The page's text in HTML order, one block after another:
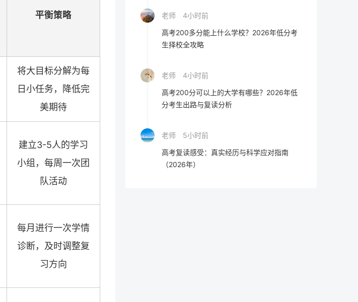
平衡策略
将大目标分解为每
日小任务，降低完
美期待
建立3-5人的学习
小组，每周一次团
队活动
每月进行一次学情
诊断，及时调整复
习方向
老师
4小时前
高考200多分能上什么学校？2026年低分考
生择校全攻略
老师
4小时前
高考200分可以上的大学有哪些？2026年低
分考生出路与复读分析
老师
5小时前
高考复读感受：真实经历与科学应对指南
（2026年）